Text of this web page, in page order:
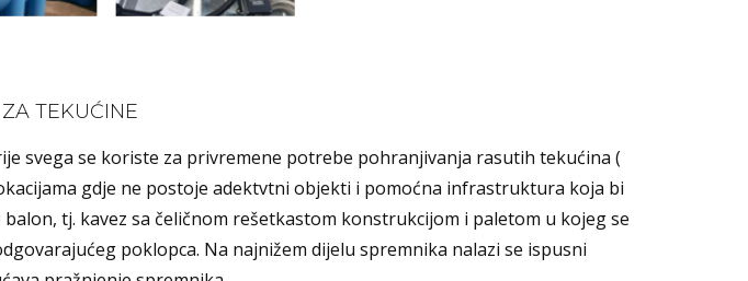
TEKUĆINE
svega se koriste za privremene potrebe pohranjivanja rasutih tekućina (
gdje ne postoje adektvtni objekti i pomoćna infrastruktura koja bi
tj. kavez sa čeličnom rešetkastom konstrukcijom i paletom u kojeg se
poklopca. Na najnižem dijelu spremnika nalazi se ispusni